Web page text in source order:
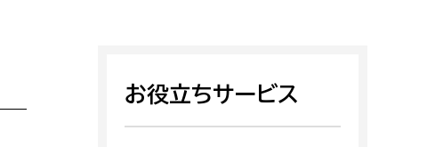
相談をしたい
お役立ちサービス